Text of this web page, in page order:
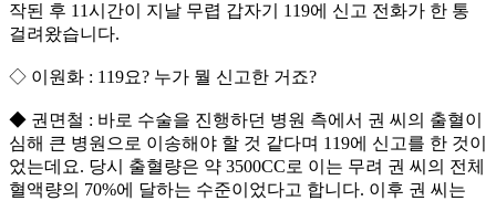
작된 후 11시간이 지날 무렵 갑자기 119에 신고 전화가 한 통
걸려왔습니다.
◇ 이원화 : 119요? 누가 뭘 신고한 거죠?
◆ 권면철 : 바로 수술을 진행하던 병원 측에서 권 씨의 출혈이
심해 큰 병원으로 이송해야 할 것 같다며 119에 신고를 한 것이
었는데요. 당시 출혈량은 약 3500CC로 이는 무려 권 씨의 전체
혈액량의 70%에 달하는 수준이었다고 합니다. 이후 권 씨는